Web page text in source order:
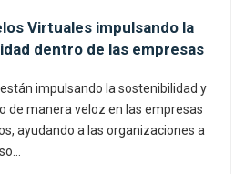
Virtuales impulsando la
dentro de las empresas
están impulsando la sostenibilidad y
de manera veloz en las empresas
ayudando a las organizaciones a